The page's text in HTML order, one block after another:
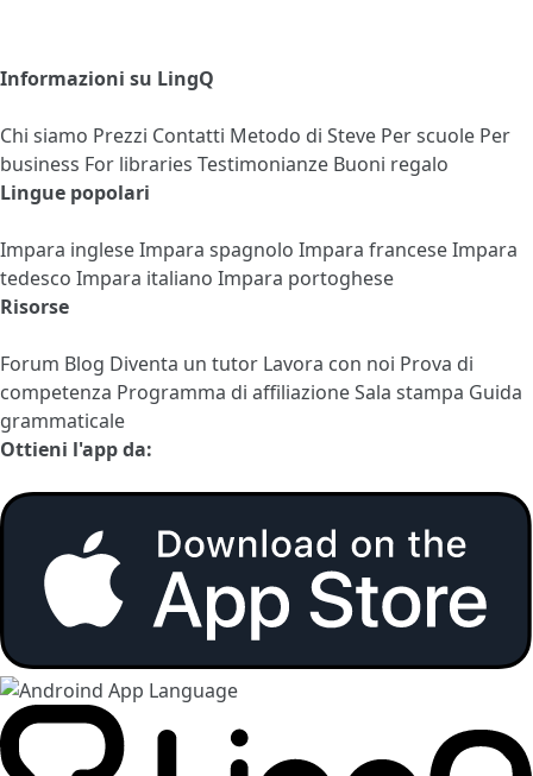
Informazioni su LingQ
Chi siamo Prezzi Contatti Metodo di Steve Per scuole Per
business For libraries Testimonianze Buoni regalo
Lingue popolari
Impara ingleseImpara spagnolo Impara franceseImpara
tedesco Impara italiano Impara portoghese
Risorse
Forum Blog Diventa un tutor Lavora con noi Prova di
competenza Programma di affiliazioneSala stampa Guida
grammaticale
Ottieni l'app da: